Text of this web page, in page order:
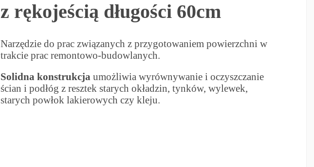
z rękojeścią długości 60cm
Narzędzie do prac związanych z przygotowaniem powierzchni w
trakcie prac remontowo-budowlanych.
Solidna konstrukcja umożliwia wyrównywanie i oczyszczanie
ścian i podłóg z resztek starych okładzin, tynków, wylewek,
starych powłok lakierowych czy kleju.